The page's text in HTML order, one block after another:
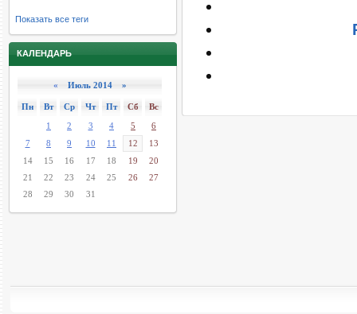
Показать все теги
КАЛЕНДАРЬ
« Июль 2014 »
Пн Вт Ср Чт Пт Сб
Вс
1
2 3 4 5
6
7
8 9 10 11 12
13
14
15 16 17 18 19
20
21
22 23 24 25 26
27
28
29 30 31